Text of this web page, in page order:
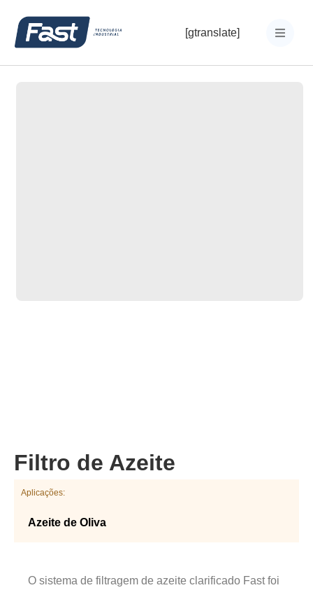
[gtranslate]
Filtro de Azeite
Aplicações:
Azeite de Oliva
O sistema de filtragem de azeite clarificado Fast foi